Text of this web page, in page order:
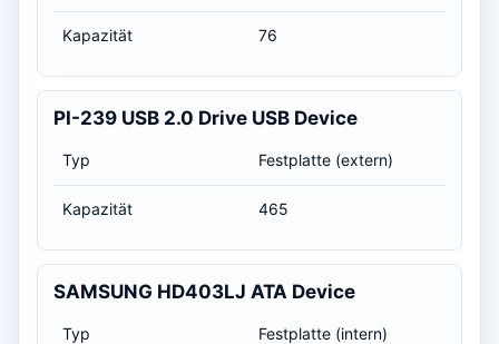
Kapazität 76
PI-239 USB 2.0 Drive USB Device
Typ Festplatte (extern)
Kapazität 465
SAMSUNG HD403LJ ATA Device
Typ Festplatte (intern)